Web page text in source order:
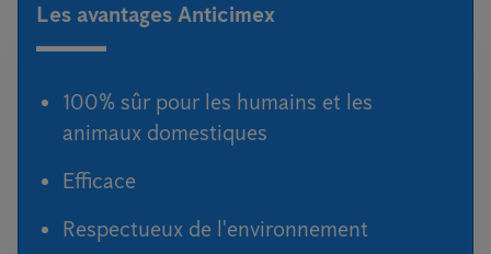
Les avantages Anticimex
100% sûr pour les humains et les
animaux domestiques
Efficace
Respectueux de l'environnement